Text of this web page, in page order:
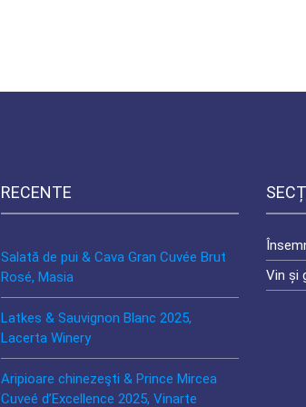
RECENTE
Salată de pui & Cava Gran Cuvée Brut
Rosé, Masia
Latkes & Sauvignon Blanc 2025,
Lacerta Winery
Aripioare chinezeşti & Prince Mircea
Cuveé d’Excellence 2025, Vinarte
Vin și